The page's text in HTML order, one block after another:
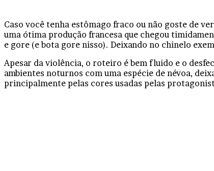
Caso você tenha estômago fraco ou não goste de
uma ótima produção francesa que chegou
e gore (e bota gore nisso). Deixando no chinelo
Apesar da violência, o roteiro é bem fluido e o
ambientes noturnos com uma espécie de névoa,
principalmente pelas cores usadas pelas